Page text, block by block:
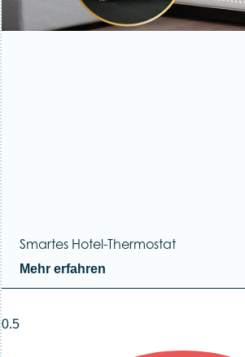
Smartes Hotel-Thermostat
Mehr erfahren